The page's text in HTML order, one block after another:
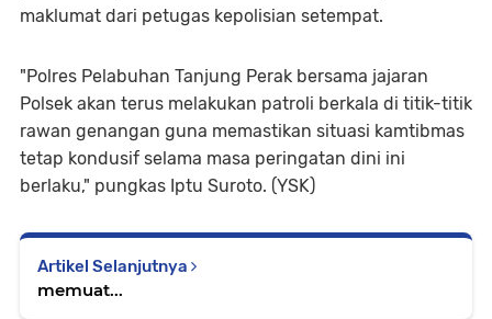
maklumat dari petugas kepolisian setempat.
"Polres Pelabuhan Tanjung Perak bersama jajaran
Polsek akan terus melakukan patroli berkala di titik-titik
rawan genangan guna memastikan situasi kamtibmas
tetap kondusif selama masa peringatan dini ini
berlaku," pungkas Iptu Suroto. (YSK)
Artikel Selanjutnya
memuat...